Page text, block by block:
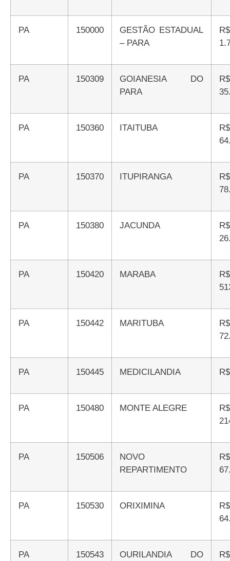
PA 150000
GESTÃO ESTADUAL
– PARA
R$
PA 150309
GOIANESIA DO
PARA
R$
PA 150360 ITAITUBA
R$
PA 150370 ITUPIRANGA
R$
PA 150380 JACUNDA
R$
PA 150420 MARABA
R$
PA 150442 MARITUBA
R$
PA 150445 MEDICILANDIA
PA 150480 MONTE ALEGRE
R$
PA 150506
NOVO
REPARTIMENTO
R$
PA 150530 ORIXIMINA
R$
PA 150543
OURILANDIA DO